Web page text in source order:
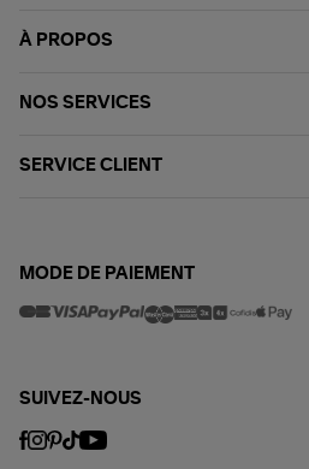
À PROPOS
NOS SERVICES
SERVICE CLIENT
MODE DE PAIEMENT
SUIVEZ-NOUS